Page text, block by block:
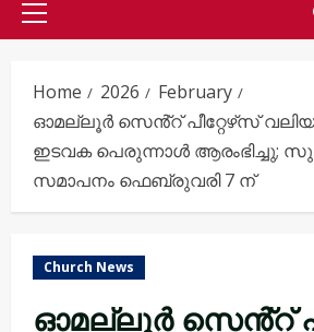
Primary
Home 2026
February
ഓമല്ലൂർ സെൻ്റ് പീറ്റേഴ‌്സ് വലിയ
ഇടവക പെരുന്നാൾ ആരംഭിച്ചു;
സമാപനം ഫെബ്രുവരി 7 ന്
Church News
ഓമല്ലൂർ സെൻ്റ്